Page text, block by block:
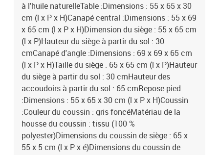
à l'huile naturelleTable :Dimensions : 55 x 65 x 30
cm (l x P x H)Canapé central :Dimensions : 55 x 69
x 65 cm (l x P x H)Dimension du siège : 55 x 65 cm
(l x P)Hauteur du siège à partir du sol : 30
cmCanapé d'angle :Dimensions : 69 x 69 x 65 cm
(l x P x H)Taille du siège : 65 x 65 cm (l x P)Hauteur
du siège à partir du sol : 30 cmHauteur des
accoudoirs à partir du sol : 65 cmRepose-pied
:Dimensions : 55 x 65 x 30 cm (l x P x H)Coussin
:Couleur du coussin : gris foncéMatériau de la
housse du coussin : tissu (100 %
polyester)Dimensions du coussin de siège : 65 x
55 x 5 cm (l x P x é)Dimensions du coussin de